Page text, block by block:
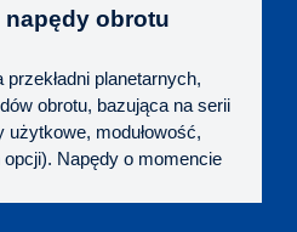
napędy obrotu
planetarnych,
obrotu, bazująca na serii
użytkowe, modułowość,
Napędy o momencie